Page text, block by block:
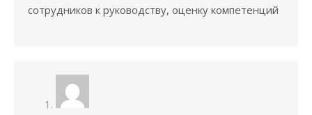
сотрудников к руководству, оценку компетенций